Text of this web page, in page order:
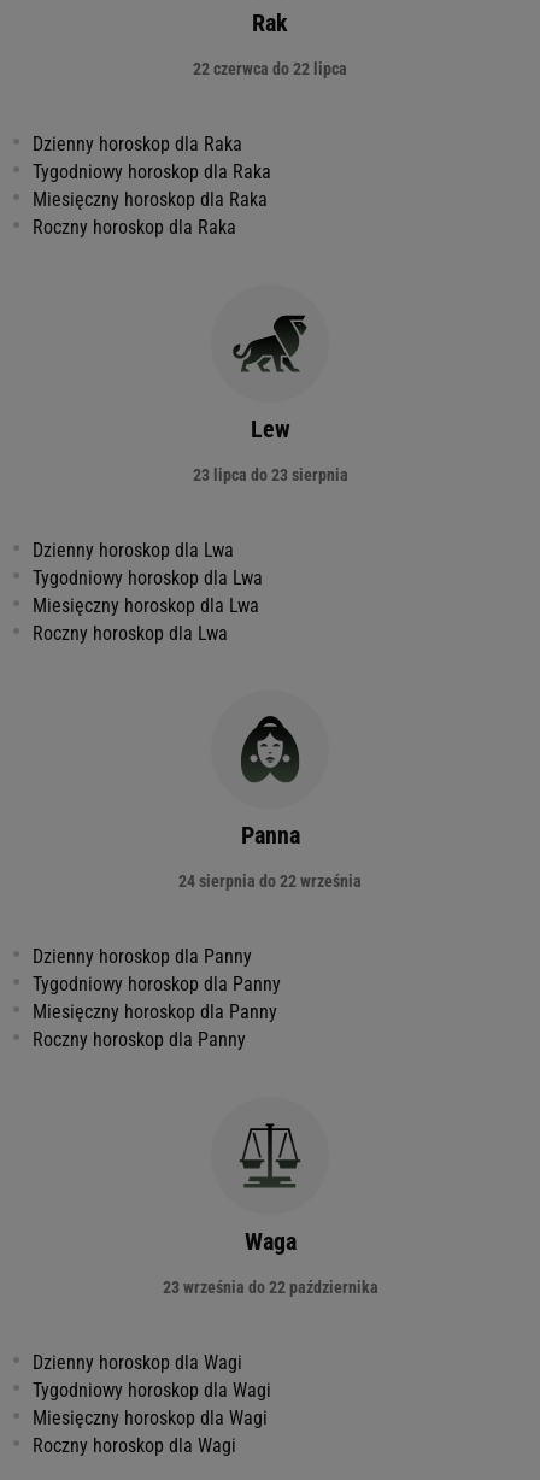
Rak
22 czerwca do 22 lipca
Dzienny horoskop dla Raka
Tygodniowy horoskop dla Raka
Miesięczny horoskop dla Raka
Roczny horoskop dla Raka
Lew
23 lipca do 23 sierpnia
Dzienny horoskop dla Lwa
Tygodniowy horoskop dla Lwa
Miesięczny horoskop dla Lwa
Roczny horoskop dla Lwa
Panna
24 sierpnia do 22 września
Dzienny horoskop dla Panny
Tygodniowy horoskop dla Panny
Miesięczny horoskop dla Panny
Roczny horoskop dla Panny
Waga
23 września do 22 października
Dzienny horoskop dla Wagi
Tygodniowy horoskop dla Wagi
Miesięczny horoskop dla Wagi
Roczny horoskop dla Wagi